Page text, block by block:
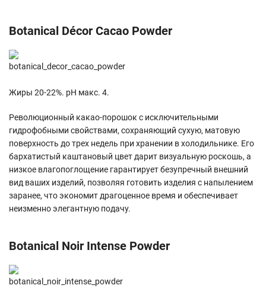
Botanical Décor Cacao Powder
Жиры 20-22%. pH макс. 4.
Революционный какао-порошок с исключительными
гидрофобными свойствами, сохраняющий сухую, матовую
поверхность до трех недель при хранении в холодильнике. Его
бархатистый каштановый цвет дарит визуальную роскошь, а
низкое влагопоглощение гарантирует безупречный внешний
вид ваших изделий, позволяя готовить изделия с напылением
заранее, что экономит драгоценное время и обеспечивает
неизменно элегантную подачу.
Botanical Noir Intense Powder